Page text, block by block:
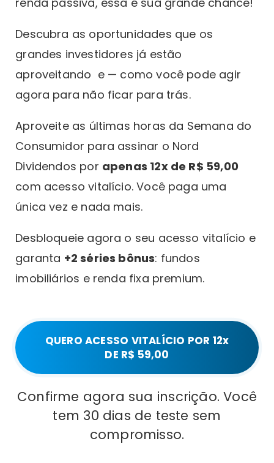
Descubra as oportunidades que os
grandes investidores já estão
aproveitando e — como você pode agir
agora para não ficar para trás.
Aproveite as últimas horas da Semana do
Consumidor para assinar o Nord
Dividendos por apenas 12x de R$ 59,00
com acesso vitalício. Você paga uma
única vez e nada mais.
Desbloqueie agora o seu acesso vitalício e
garanta +2 séries bônus: fundos
imobiliários e renda fixa premium.
QUERO ACESSO VITALÍCIO POR 12x
DE R$ 59,00
Confirme agora sua inscrição. Você
tem 30 dias de teste sem
compromisso.